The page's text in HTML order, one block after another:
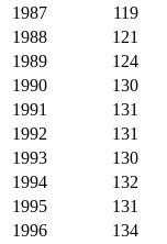
1987
119
1988
121
1989
124
1990
130
1991
131
1992
131
1993
130
1994
132
1995
131
1996
134